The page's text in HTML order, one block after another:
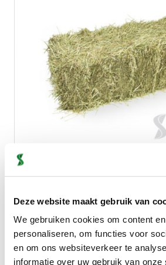
Deze website maakt gebruik van
We gebruiken cookies om content
personaliseren, om functies voor
en om ons websiteverkeer te
informatie over uw gebruik van onze
Kleine baal veldbeemd hooi 20